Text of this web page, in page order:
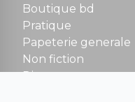
NOUS
contact@la-griffe-
Boutique bd
Pratique
Papeterie generale
Non fiction
Divers